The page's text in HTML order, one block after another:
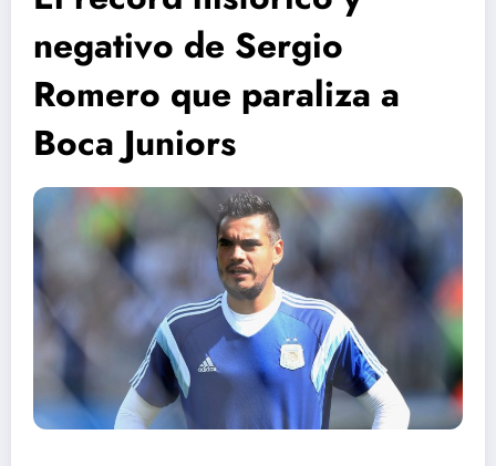
negativo de Sergio
Romero que paraliza a
Boca Juniors